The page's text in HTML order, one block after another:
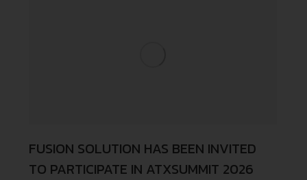
FUSION SOLUTION HAS BEEN INVITED
TO PARTICIPATE IN ATXSUMMIT 2026